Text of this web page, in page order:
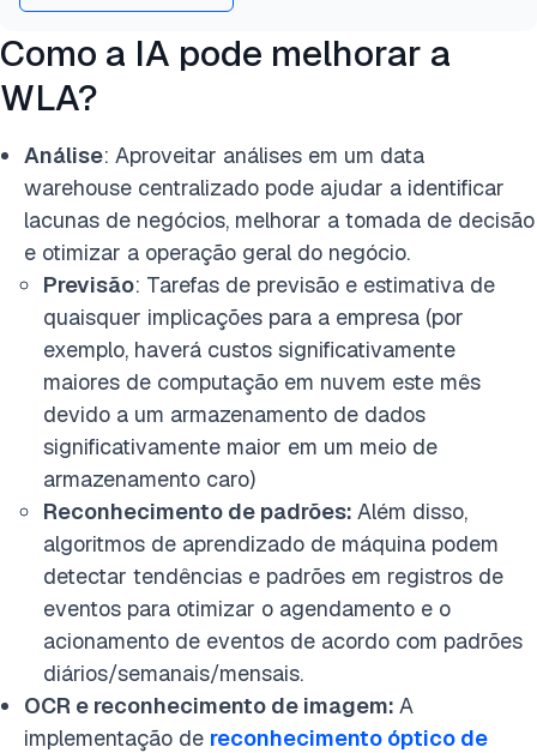
Como a IA pode melhorar a
WLA?
Análise: Aproveitar análises em um data
warehouse centralizado pode ajudar a identificar
lacunas de negócios, melhorar a tomada de decisão
e otimizar a operação geral do negócio.
Previsão: Tarefas de previsão e estimativa de
quaisquer implicações para a empresa (por
exemplo, haverá custos significativamente
maiores de computação em nuvem este mês
devido a um armazenamento de dados
significativamente maior em um meio de
armazenamento caro)
Reconhecimento de padrões: Além disso,
algoritmos de aprendizado de máquina podem
detectar tendências e padrões em registros de
eventos para otimizar o agendamento e o
acionamento de eventos de acordo com padrões
diários/semanais/mensais.
OCR e reconhecimento de imagem: A
implementação de reconhecimento óptico de